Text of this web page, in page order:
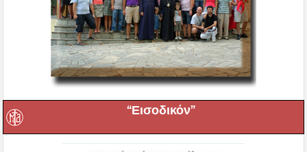
“Εισοδικόν”